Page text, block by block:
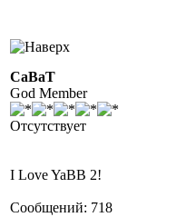
CaBaT
God Member
Отсутствует
I Love YaBB 2!
Сообщений: 718